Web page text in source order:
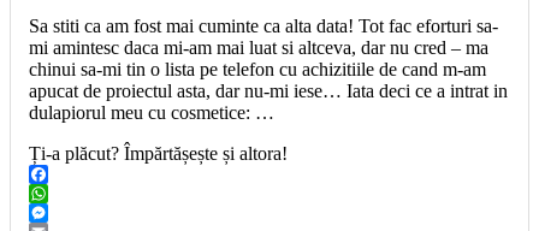
Sa stiti ca am fost mai cuminte ca alta data! Tot fac eforturi sa-
mi amintesc daca mi-am mai luat si altceva, dar nu cred – ma
chinui sa-mi tin o lista pe telefon cu achizitiile de cand m-am
apucat de proiectul asta, dar nu-mi iese… Iata deci ce a intrat in
dulapiorul meu cu cosmetice: …
Ți-a plăcut? Împărtășește și altora!
Facebook
WhatsApp